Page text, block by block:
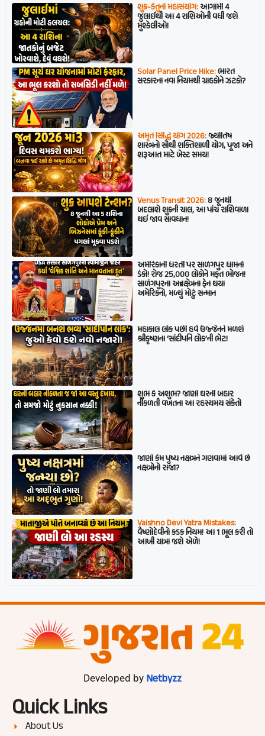
શુક્ર-કેતુનો મહાસંયોગ:આગામી 4
જુલાઈથી આ 4 રાશિઓની વધી જશે
મુશ્કેલીઓ!
Solar Panel Price Hike:ભારત
સરકારના નવા નિયમથી ગ્રાહકોને ઝટકો?
અમૃત સિદ્ધિ યોગ 2026:જ્યોતિષ
શાસ્ત્રનો સૌથી શક્તિશાળી યોગ, પૂજા અને
શરૂઆત માટે બેસ્ટ સમય!
Venus Transit 2026:8 જૂનથી
બદલાશે શુક્રની ચાલ, આ પાંચ રાશિવાળા
થઈ જાવ સાવધાન!
અમેરિકાની ધરતી પર સાળંગપુર ધામનો
ડંકો! રોજ 25,000 લોકોને મફત ભોજન!
સાળંગપુરના અન્નક્ષેત્રના ફેન થયા
અમેરિકનો, મળ્યું મોટું સન્માન
મહાકાલ લોક પછી હવે ઉજ્જૈનને મળશે
શ્રીકૃષ્ણના ‘સાંદીપનિ લોક’ની ભેટ!
શુભ કે અશુભ? જાણો ઘરની બહાર
નીકળતી વખતના આ રહસ્યમય સંકેતો
જાણો કેમ પુષ્ય નક્ષત્રને ગણવામાં આવે છે
નક્ષત્રોનો રાજા?
Vaishno Devi Yatra Mistakes:
વૈષ્ણોદેવીનો કડક નિયમ! આ 1 ભૂલ કરી તો
આખી યાત્રા જશે એળે!
Developed by Netbyzz
Quick Links
About Us